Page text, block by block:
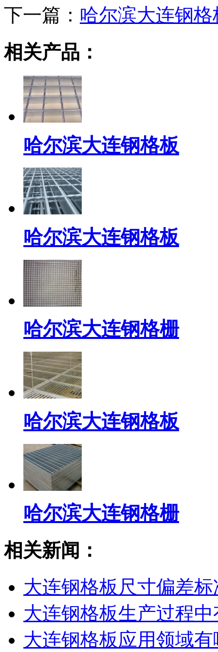
下一篇： 哈尔滨大连钢格
相关产品：
哈尔滨大连钢格板
哈尔滨大连钢格板
哈尔滨大连钢格栅
哈尔滨大连钢格板
哈尔滨大连钢格栅
相关新闻：
大连钢格板尺寸偏差
大连钢格板生产过程
大连钢格板应用领域